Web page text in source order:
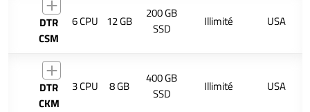
DTR
CSM
6 CPU 12 GB
200 GB
SSD
Illimité USA
DTR
CKM
3 CPU 8 GB
400 GB
SSD
Illimité USA